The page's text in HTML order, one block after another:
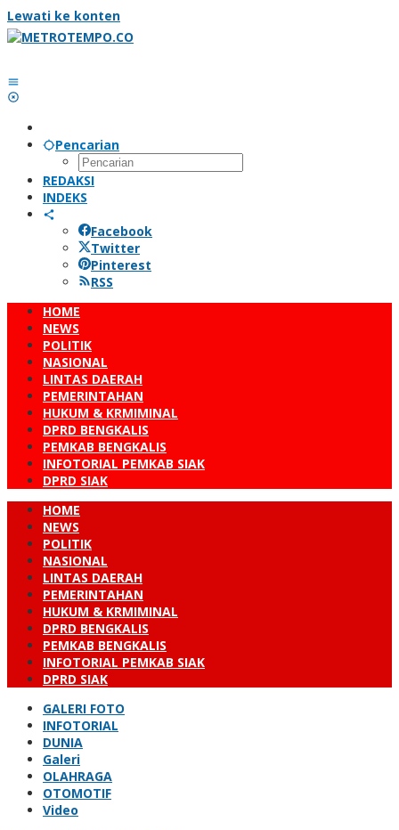
Lewati ke konten
Pencarian
REDAKSI
INDEKS
Facebook
Twitter
Pinterest
RSS
HOME
NEWS
POLITIK
NASIONAL
LINTAS DAERAH
PEMERINTAHAN
HUKUM & KRMIMINAL
DPRD BENGKALIS
PEMKAB BENGKALIS
INFOTORIAL PEMKAB SIAK
DPRD SIAK
HOME
NEWS
POLITIK
NASIONAL
LINTAS DAERAH
PEMERINTAHAN
HUKUM & KRMIMINAL
DPRD BENGKALIS
PEMKAB BENGKALIS
INFOTORIAL PEMKAB SIAK
DPRD SIAK
GALERI FOTO
INFOTORIAL
DUNIA
Galeri
OLAHRAGA
OTOMOTIF
Video